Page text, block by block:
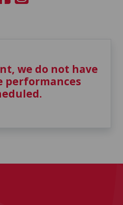
we do not have
performances